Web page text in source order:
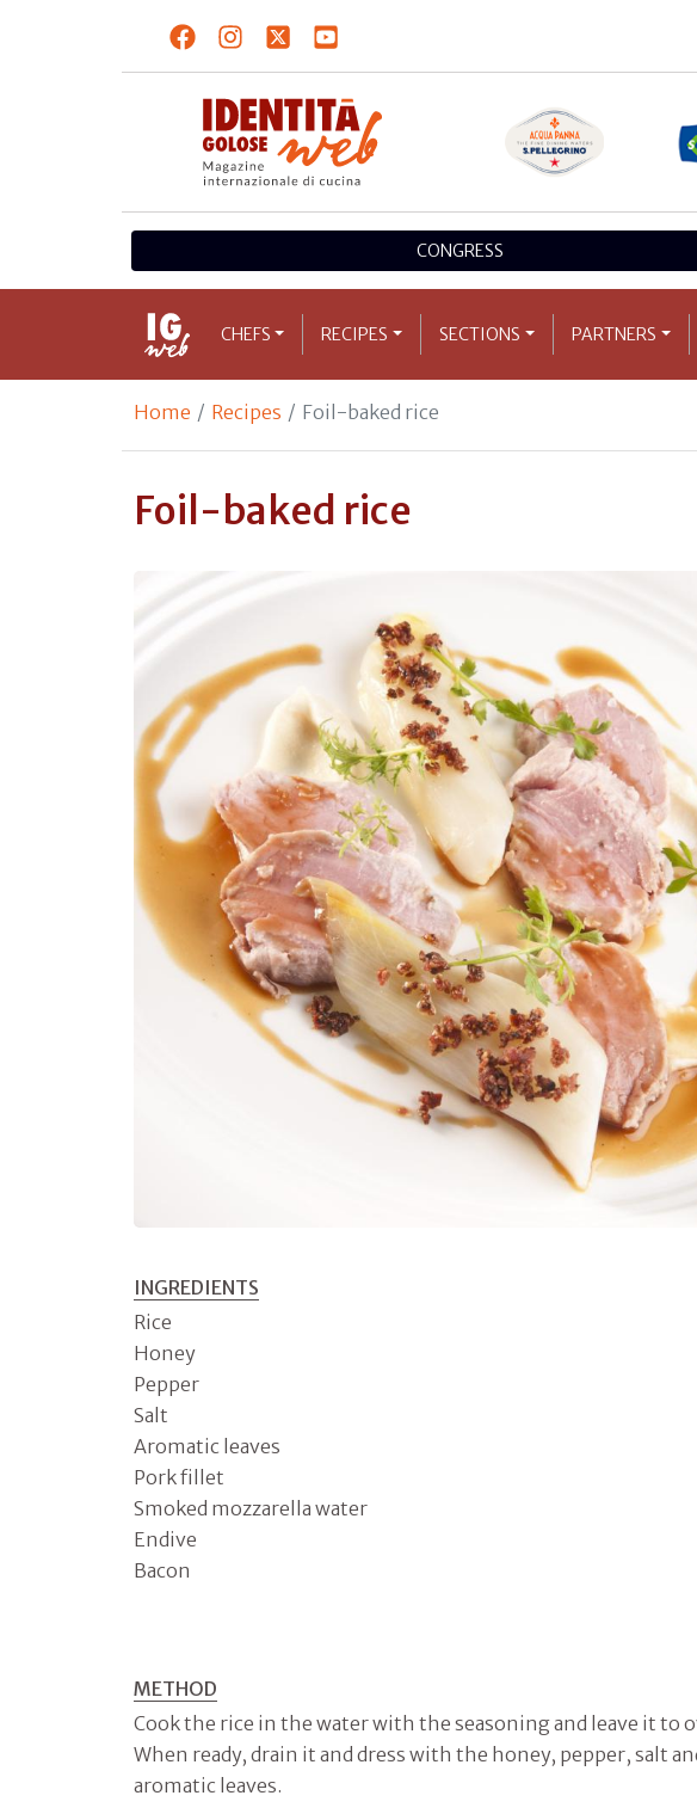
CONGRESS
CHEFS RECIPES SECTIONS PARTNERS
Home Recipes Foil-baked rice
Foil-baked rice
INGREDIENTS
Rice
Honey
Pepper
Salt
Aromatic leaves
Pork fillet
Smoked mozzarella water
Endive
Bacon
METHOD
Cook the rice in the water with the seasoning and leave it to
When ready, drain it and dress with the honey, pepper, salt
aromatic leaves.